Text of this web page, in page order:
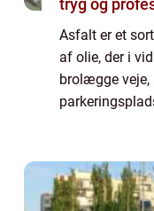
tryg og
Asfalt er et
af olie, der i
brolægge veje,
b...